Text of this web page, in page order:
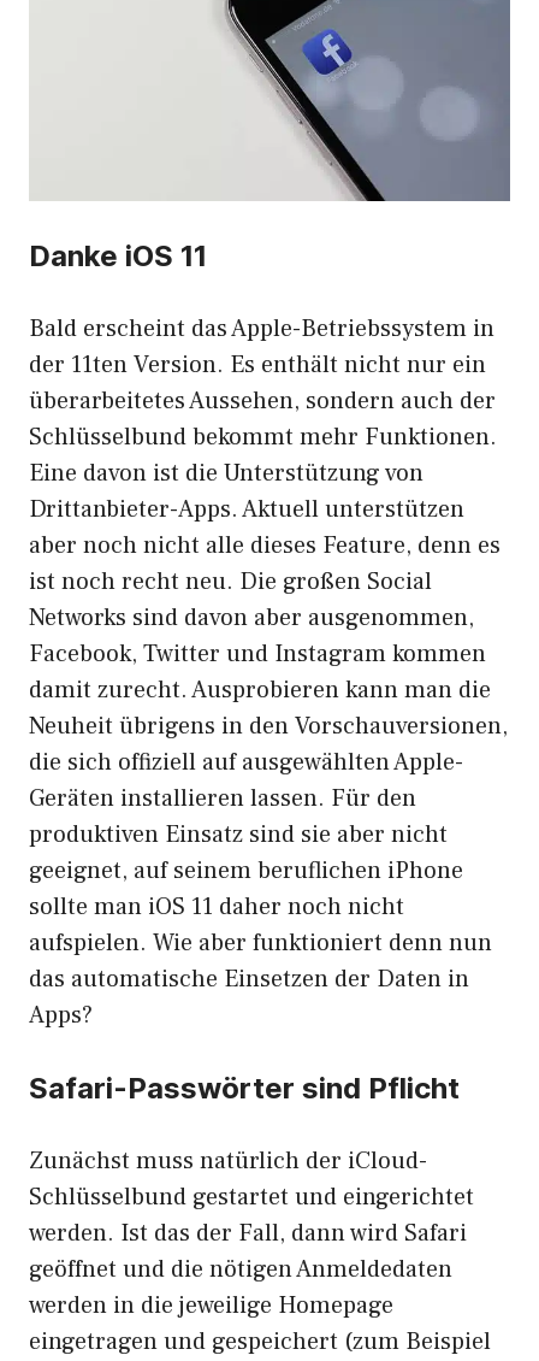
Danke iOS 11
Bald erscheint das Apple-Betriebssystem in
der 11ten Version. Es enthält nicht nur ein
überarbeitetes Aussehen, sondern auch der
Schlüsselbund bekommt mehr Funktionen.
Eine davon ist die Unterstützung von
Drittanbieter-Apps. Aktuell unterstützen
aber noch nicht alle dieses Feature, denn es
ist noch recht neu. Die großen Social
Networks sind davon aber ausgenommen,
Facebook, Twitter und Instagram kommen
damit zurecht. Ausprobieren kann man die
Neuheit übrigens in den Vorschauversionen,
die sich offiziell auf ausgewählten Apple-
Geräten installieren lassen. Für den
produktiven Einsatz sind sie aber nicht
geeignet, auf seinem beruflichen iPhone
sollte man iOS 11 daher noch nicht
aufspielen. Wie aber funktioniert denn nun
das automatische Einsetzen der Daten in
Apps?
Safari-Passwörter sind Pflicht
Zunächst muss natürlich der iCloud-
Schlüsselbund gestartet und eingerichtet
werden. Ist das der Fall, dann wird Safari
geöffnet und die nötigen Anmeldedaten
werden in die jeweilige Homepage
eingetragen und gespeichert (zum Beispiel